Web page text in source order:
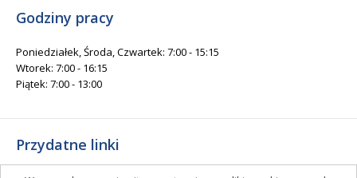
Godziny pracy
Poniedziałek, Środa, Czwartek: 7:00 - 15:15
Wtorek: 7:00 - 16:15
Piątek: 7:00 - 13:00
Przydatne linki